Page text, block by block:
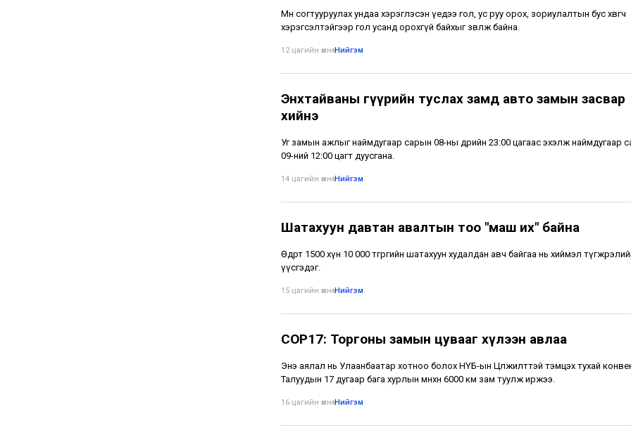
Мөн согтууруулах ундаа хэрэглэсэн үедээ гол, ус руу орох, зориулалтын бус хөвөгч
хэрэгсэлтэйгээр гол усанд орохгүй байхыг зөвлөж байна.
12 цагийн өмнө•Нийгэм
Энхтайваны гүүрийн туслах замд авто замын засвар
хийнэ
Уг замын ажлыг наймдугаар сарын 08-ны өдрийн 23:00 цагаас эхэлж наймдугаар
09-ний 12:00 цагт дуусгана.
14 цагийн өмнө•Нийгэм
Шатахуун давтан авалтын тоо "маш их" байна
Өдөрт 1500 хүн 10 000 төгрөгийн шатахуун худалдан авч байгаа нь хиймэл
үүсгэдэг.
15 цагийн өмнө•Нийгэм
COP17: Торгоны замын цувааг хүлээн авлаа
Энэ аялал нь Улаанбаатар хотноо болох НҮБ-ын Цөлжилттэй тэмцэх тухай
Талуудын 17 дугаар бага хурлын өмнөхөн 6000 км зам туулж иржээ.
16 цагийн өмнө•Нийгэм